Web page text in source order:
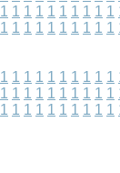
1 1 1 1 1 1 1 1 1 1
1 1 1 1 1 1 1 1 1 1
1 1 1 1 1 1 1 1 1 1
1 1 1 1 1 1 1 1 1 1
1 1 1 1 1 1 1 1 1 1